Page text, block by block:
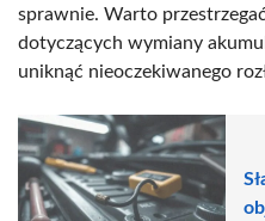
sprawnie. Warto
dotyczących wymiany
uniknąć nieoczekiwanego